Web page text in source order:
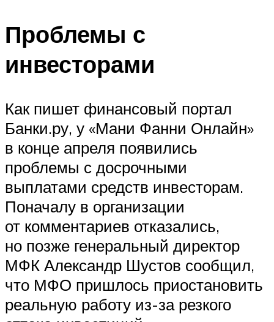
Проблемы с
инвесторами
Как пишет финансовый портал
Банки.ру, у «Мани Фанни Онлайн»
в конце апреля появились
проблемы с досрочными
выплатами средств инвесторам.
Поначалу в организации
от комментариев отказались,
но позже генеральный директор
МФК Александр Шустов сообщил,
что МФО пришлось приостановить
реальную работу из-за резкого